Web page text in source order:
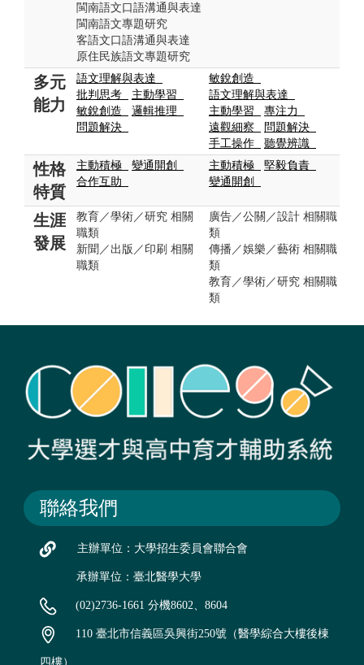
閩南語文口語溝通與表達
閩南語文專題研究
客語文口語溝通與表達
原住民族語文專題研究
多元
能力
語文理解與表達
批判思考
主動學習
敏銳創造
邏輯推理
問題解決
敏銳創造
語文理解與表達
主動學習
專注力
遠觀細察
問題解決
手工操作
聽覺辨識
性格
特質
主動積極
變通開創
合作互助
主動積極
堅毅負責
變通開創
生涯
發展
教育／學術／研究 相關
職類
新聞／出版／印刷 相關
職類
廣告／公關／設計 相關職
類
傳播／娛樂／藝術 相關職
類
教育／學術／研究 相關職
類
聯絡我們
主辦單位：大學招生委員會聯合會
承辦單位：臺北醫學大學
(02)2736-1661 分機8602、8604
110 臺北市信義區吳興街250號（醫學綜合大樓後棟
四樓）